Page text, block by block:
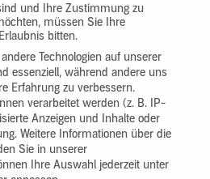
und Ihre Zustimmung zu
müssen Sie Ihre
bitten.
Technologien auf unserer
essenziell, während andere uns
Erfahrung zu verbessern.
verarbeitet werden (z. B. IP-
Anzeigen und Inhalte oder
Weitere Informationen über die
Sie in unserer
Ihre Auswahl jederzeit unter